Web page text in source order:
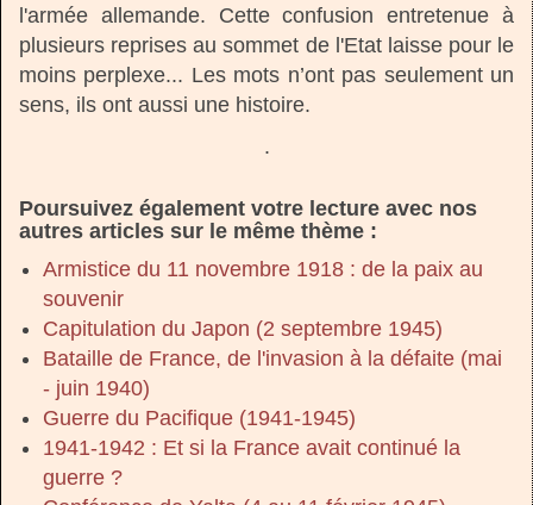
l'armée allemande. Cette confusion entretenue à
plusieurs reprises au sommet de l'Etat laisse pour le
moins perplexe... Les mots n’ont pas seulement un
sens, ils ont aussi une histoire.
.
Poursuivez également votre lecture avec nos
autres articles sur le même thème :
Armistice du 11 novembre 1918 : de la paix au
souvenir
Capitulation du Japon (2 septembre 1945)
Bataille de France, de l'invasion à la défaite (mai
- juin 1940)
Guerre du Pacifique (1941-1945)
1941-1942 : Et si la France avait continué la
guerre ?